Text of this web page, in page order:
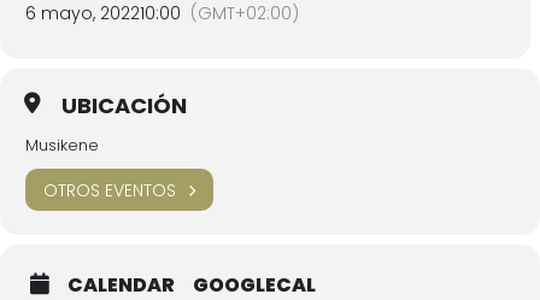
6 mayo, 202210:00 (GMT+02:00)
UBICACIÓN
Musikene
OTROS EVENTOS
CALENDAR GOOGLECAL